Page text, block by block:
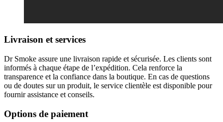
Livraison et services
Dr Smoke assure une livraison rapide et sécurisée. Les clients sont
informés à chaque étape de l’expédition. Cela renforce la
transparence et la confiance dans la boutique. En cas de questions
ou de doutes sur un produit, le service clientèle est disponible pour
fournir assistance et conseils.
Options de paiement